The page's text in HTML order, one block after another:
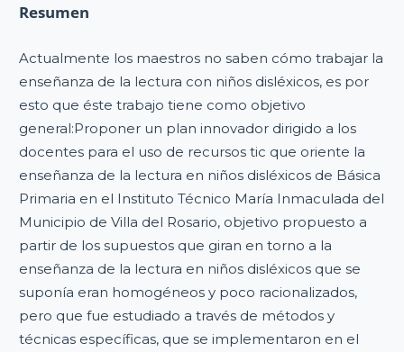
Resumen
Actualmente los maestros no saben cómo trabajar la
enseñanza de la lectura con niños disléxicos, es por
esto que éste trabajo tiene como objetivo
general:Proponer un plan innovador dirigido a los
docentes para el uso de recursos tic que oriente la
enseñanza de la lectura en niños disléxicos de Básica
Primaria en el Instituto Técnico María Inmaculada del
Municipio de Villa del Rosario, objetivo propuesto a
partir de los supuestos que giran en torno a la
enseñanza de la lectura en niños disléxicos que se
suponía eran homogéneos y poco racionalizados,
pero que fue estudiado a través de métodos y
técnicas específicas, que se implementaron en el